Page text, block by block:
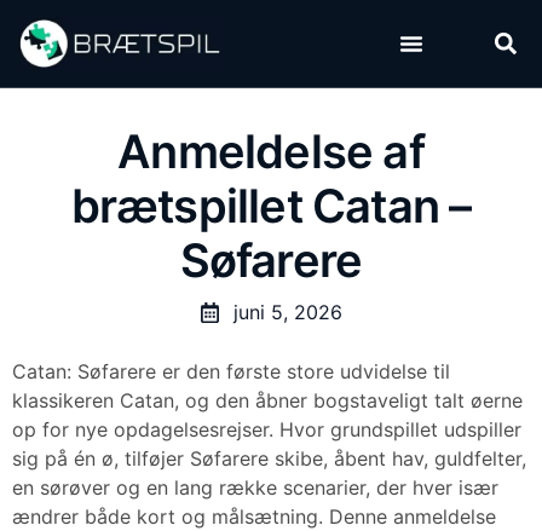
Anmeldelse af
brætspillet Catan –
Søfarere
juni 5, 2026
Catan: Søfarere er den første store udvidelse til
klassikeren Catan, og den åbner bogstaveligt talt øerne
op for nye opdagelsesrejser. Hvor grundspillet udspiller
sig på én ø, tilføjer Søfarere skibe, åbent hav, guldfelter,
en sørøver og en lang række scenarier, der hver især
ændrer både kort og målsætning. Denne anmeldelse